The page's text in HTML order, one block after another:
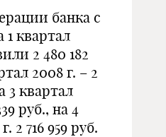
банка с
квартал
2 480 182
2008 г. – 2
3 квартал
руб., на 4
2 716 959 руб.